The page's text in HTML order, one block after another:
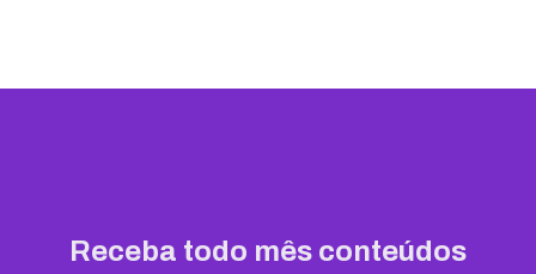
Receba todo mês conteúdos